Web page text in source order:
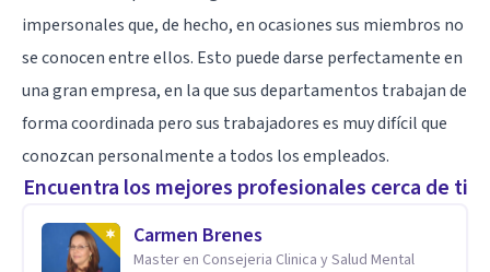
impersonales que, de hecho, en ocasiones sus miembros no
se conocen entre ellos. Esto puede darse perfectamente en
una gran empresa, en la que sus departamentos trabajan de
forma coordinada pero sus trabajadores es muy difícil que
conozcan personalmente a todos los empleados.
Encuentra los mejores profesionales cerca de ti
Carmen Brenes
Master en Consejeria Clinica y Salud Mental